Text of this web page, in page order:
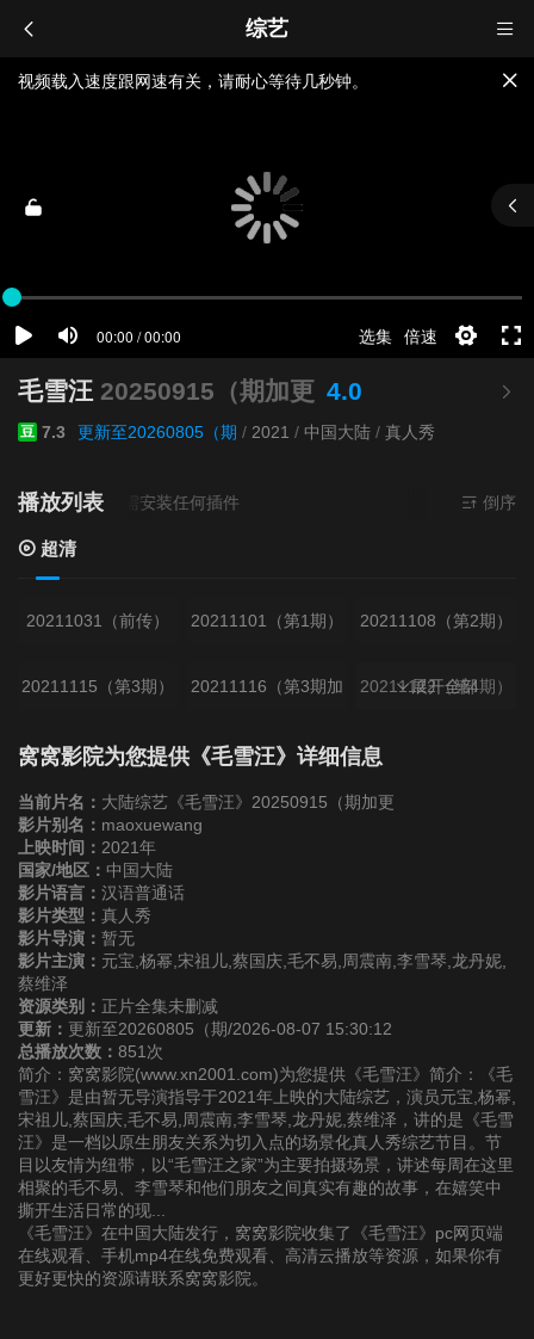
综艺
视频载入速度跟网速有关，请耐心等待几秒钟。
如果无法播放请重新刷新页面，或者切换线路。
毛雪汪 20250915（期加更 4.0
豆 7.3 更新至20260805（期 / 2021 / 中国大陆 / 真人秀
播放列表
来源超清 - 无需安装任何插件 倒序
超清
20211031（前传） 20211101（第1期） 20211108（第2期）
20211115（第3期） 20211116（第3期加 20211122（第4期）
20211123（第4期加
20211129（第5期）
20211213（第7期） 20211214（第7期加
更）
20211221（第8期加
更）
20211227（第9期） 20211228（第9期加
更）
20220103（第10
展开全部
窝窝影院为您提供《毛雪汪》详细信息
当前片名： 大陆综艺《毛雪汪》20250915（期加更
影片别名： maoxuewang
上映时间： 2021年
国家/地区： 中国大陆
影片语言： 汉语普通话
影片类型： 真人秀
影片导演： 暂无
影片主演： 元宝,杨幂,宋祖儿,蔡国庆,毛不易,周震南,李雪琴,龙丹妮,
蔡维泽
资源类别： 正片全集未删减
更新： 更新至20260805（期/2026-08-07 15:30:12
总播放次数： 851次
简介：窝窝影院(www.xn2001.com)为您提供《毛雪汪》简介：《毛
雪汪》是由暂无导演指导于2021年上映的大陆综艺，演员元宝,杨幂,
宋祖儿,蔡国庆,毛不易,周震南,李雪琴,龙丹妮,蔡维泽，讲的是《毛雪
汪》是一档以原生朋友关系为切入点的场景化真人秀综艺节目。节
目以友情为纽带，以“毛雪汪之家”为主要拍摄场景，讲述每周在这里
相聚的毛不易、李雪琴和他们朋友之间真实有趣的故事，在嬉笑中
撕开生活日常的现...
《毛雪汪》在中国大陆发行，窝窝影院收集了《毛雪汪》pc网页端
在线观看、手机mp4在线免费观看、高清云播放等资源，如果你有
更好更快的资源请联系窝窝影院。